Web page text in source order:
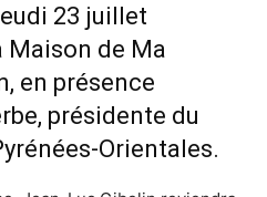
23 juillet
Maison de Ma
en présence
présidente du
Orientales.